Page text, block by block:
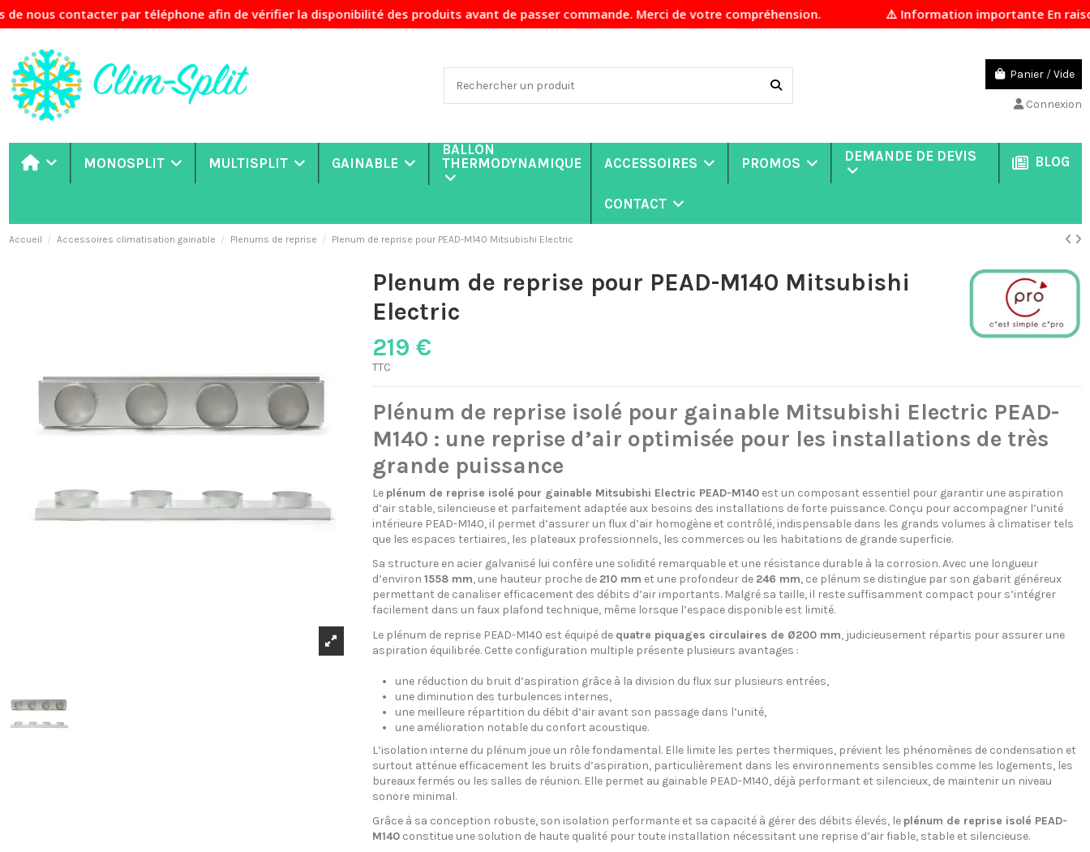
par téléphone afin de vérifier la disponibilité des produits avant de passer commande. Merci de votre compréhension. ⚠️ Information importante En raison d'un fort
Panier /Vide
Connexion
MONOSPLIT MULTISPLIT GAINABLE
BALLON
THERMODYNAMIQUE
ACCESSOIRES PROMOS DEMANDE DE DEVIS BLOG
CONTACT
Accueil Accessoires climatisation gainable Plenums de reprise Plenum de reprise pour PEAD-M140 Mitsubishi Electric
Plenum de reprise pour PEAD-M140 Mitsubishi
Electric
219 €
TTC
Plénum de reprise isolé pour gainable Mitsubishi Electric PEAD-
M140 : une reprise d’air optimisée pour les installations de très
grande puissance
Le plénum de reprise isolé pour gainable Mitsubishi Electric PEAD-M140est un composant essentiel pour garantir une aspiration
d’air stable, silencieuse et parfaitement adaptée aux besoins des installations de forte puissance. Conçu pour accompagner l’unité
intérieure PEAD-M140, il permet d’assurer un flux d’air homogène et contrôlé, indispensable dans les grands volumes à climatiser tels
que les espaces tertiaires, les plateaux professionnels, les commerces ou les habitations de grande superficie.
Sa structure en acier galvanisé lui confère une solidité remarquable et une résistance durable à la corrosion. Avec une longueur
d’environ 1558 mm, une hauteur proche de 210 mm et une profondeur de 246 mm, ce plénum se distingue par son gabarit généreux
permettant de canaliser efficacement des débits d’air importants. Malgré sa taille, il reste suffisamment compact pour s’intégrer
facilement dans un faux plafond technique, même lorsque l’espace disponible est limité.
Le plénum de reprise PEAD-M140 est équipé de quatre piquages circulaires de Ø200 mm, judicieusement répartis pour assurer une
aspiration équilibrée. Cette configuration multiple présente plusieurs avantages :
une réduction du bruit d’aspiration grâce à la division du flux sur plusieurs entrées,
une diminution des turbulences internes,
une meilleure répartition du débit d’air avant son passage dans l’unité,
une amélioration notable du confort acoustique.
L’isolation interne du plénum joue un rôle fondamental. Elle limite les pertes thermiques, prévient les phénomènes de condensation et
surtout atténue efficacement les bruits d’aspiration, particulièrement dans les environnements sensibles comme les logements, les
bureaux fermés ou les salles de réunion. Elle permet au gainable PEAD-M140, déjà performant et silencieux, de maintenir un niveau
sonore minimal.
Grâce à sa conception robuste, son isolation performante et sa capacité à gérer des débits élevés, le plénum de reprise isolé PEAD-
M140constitue une solution de haute qualité pour toute installation nécessitant une reprise d’air fiable, stable et silencieuse.